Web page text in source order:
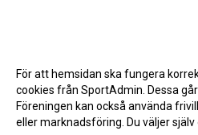
För att hemsidan ska fungera
cookies från SportAdmin. Dessa
Föreningen kan också använda
eller marknadsföring. Du väljer själv